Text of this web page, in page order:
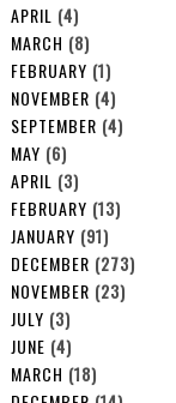
APRIL (4)
MARCH (8)
FEBRUARY (1)
NOVEMBER (4)
SEPTEMBER (4)
MAY (6)
APRIL (3)
FEBRUARY (13)
JANUARY (91)
DECEMBER (273)
NOVEMBER (23)
JULY (3)
JUNE (4)
MARCH (18)